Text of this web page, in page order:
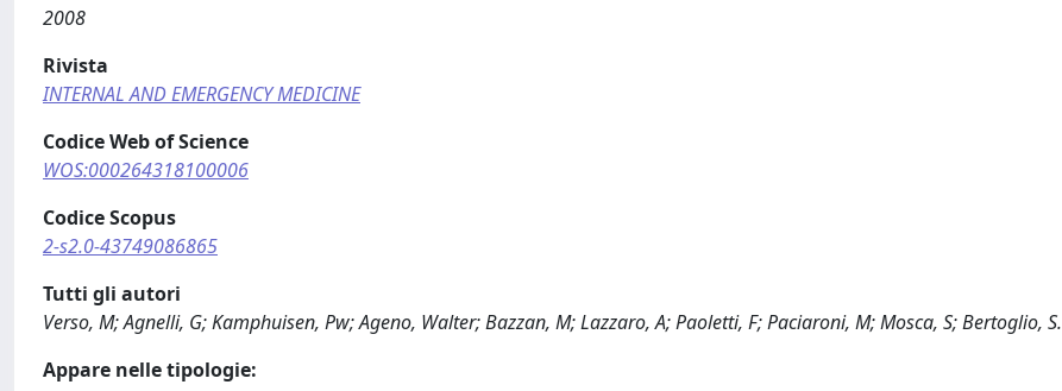
2008
Rivista
INTERNAL AND EMERGENCY MEDICINE
Codice Web of Science
WOS:000264318100006
Codice Scopus
2-s2.0-43749086865
Tutti gli autori
Verso, M; Agnelli, G; Kamphuisen, Pw; Ageno, Walter; Bazzan, M; Lazzaro, A; Paoletti, F; Paciaroni, M; Mosca, S; Bertoglio, S.
Appare nelle tipologie: